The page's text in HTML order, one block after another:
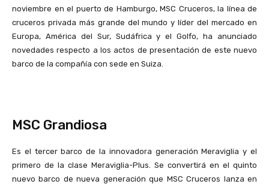
noviembre en el puerto de Hamburgo, MSC Cruceros, la línea de
cruceros privada más grande del mundo y líder del mercado en
Europa, América del Sur, Sudáfrica y el Golfo, ha anunciado
novedades respecto a los actos de presentación de este nuevo
barco de la compañía con sede en Suiza.
MSC Grandiosa
Es el tercer barco de la innovadora generación Meraviglia y el
primero de la clase Meraviglia-Plus. Se convertirá en el quinto
nuevo barco de nueva generación que MSC Cruceros lanza en